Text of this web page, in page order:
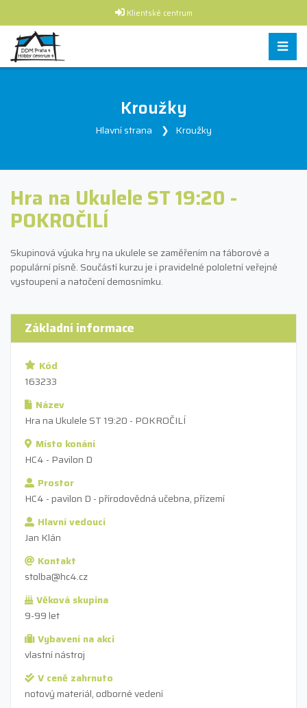
Klientské centrum
Kroužky
Hlavní strana Kroužky
Hra na Ukulele ST 19:20 -
POKROČILÍ
Skupinová výuka hry na ukulele se zaměřením na táborové a
populární písně. Součástí kurzu je i pravidelné pololetní veřejné
vystoupení a natočení demosnímku.
Základní informace
Kód
163233
Název
Hra na Ukulele ST 19:20 - POKROČILÍ
Místo konání
HC4 - Pavilon D
Prostor
HC4 - pavilon D - přírodovědná učebna, přízemí
Hlavní vedoucí
Jan Klán
Kontakt
stolba@hc4.cz
Věková skupina
9-99 let
Vybavení na akci
vlastní nástroj
V ceně zahrnuto
notový materiál, odborné vedení